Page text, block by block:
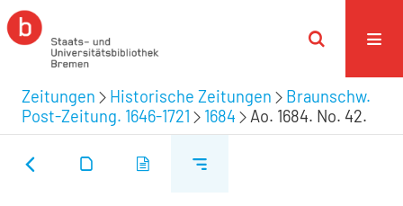
Zeitungen Historische Zeitungen
Braunschw.
Post-Zeitung. 1646-1721
1684 Ao. 1684. No. 42.